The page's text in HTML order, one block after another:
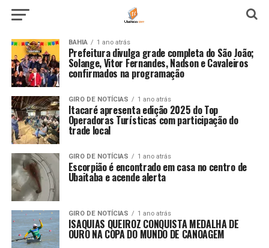
BAHIA 1 ano atrás
Prefeitura divulga grade completa do São João;
Solange, Vitor Fernandes, Nadson e Cavaleiros
confirmados na programação
GIRO DE NOTÍCIAS 1 ano atrás
Itacaré apresenta edição 2025 do Top
Operadoras Turísticas com participação do
trade local
GIRO DE NOTÍCIAS 1 ano atrás
Escorpião é encontrado em casa no centro de
Ubaitaba e acende alerta
GIRO DE NOTÍCIAS 1 ano atrás
ISAQUIAS QUEIROZ CONQUISTA MEDALHA DE
OURO NA COPA DO MUNDO DE CANOAGEM